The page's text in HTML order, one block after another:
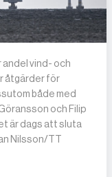
vind- och
åtgärder för
både med
och Filip
är dags att sluta
Nilsson/TT